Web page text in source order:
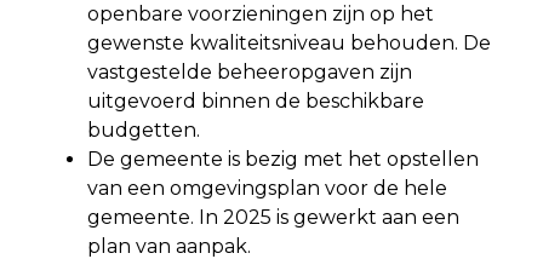
openbare voorzieningen zijn op het
gewenste kwaliteitsniveau behouden. De
vastgestelde beheeropgaven zijn
uitgevoerd binnen de beschikbare
budgetten.
De gemeente is bezig met het opstellen
van een omgevingsplan voor de hele
gemeente. In 2025 is gewerkt aan een
plan van aanpak.